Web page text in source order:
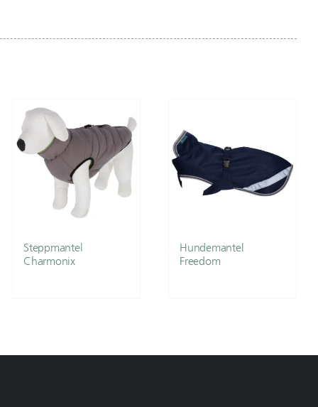
Steppmantel
Charmonix
Hundemantel
Freedom